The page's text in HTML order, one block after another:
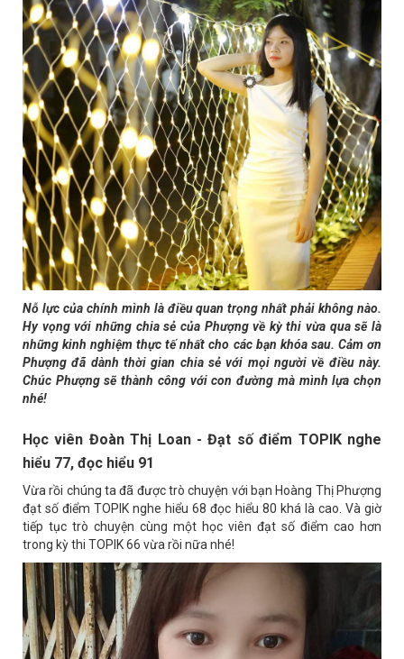
Nỗ lực của chính mình là điều quan trọng nhất phải không nào.
Hy vọng với những chia sẻ của Phượng về kỳ thi vừa qua sẽ là
những kinh nghiệm thực tế nhất cho các bạn khóa sau. Cảm ơn
Phượng đã dành thời gian chia sẻ với mọi người về điều này.
Chúc Phượng sẽ thành công với con đường mà mình lựa chọn
nhé!
Học viên Đoàn Thị Loan - Đạt số điểm TOPIK nghe
hiểu 77, đọc hiểu 91
Vừa rồi chúng ta đã được trò chuyện với bạn Hoàng Thị Phượng
đạt số điểm TOPIK nghe hiểu 68 đọc hiểu 80 khá là cao. Và giờ
tiếp tục trò chuyện cùng một học viên đạt số điểm cao hơn
trong kỳ thi TOPIK 66 vừa rồi nữa nhé!